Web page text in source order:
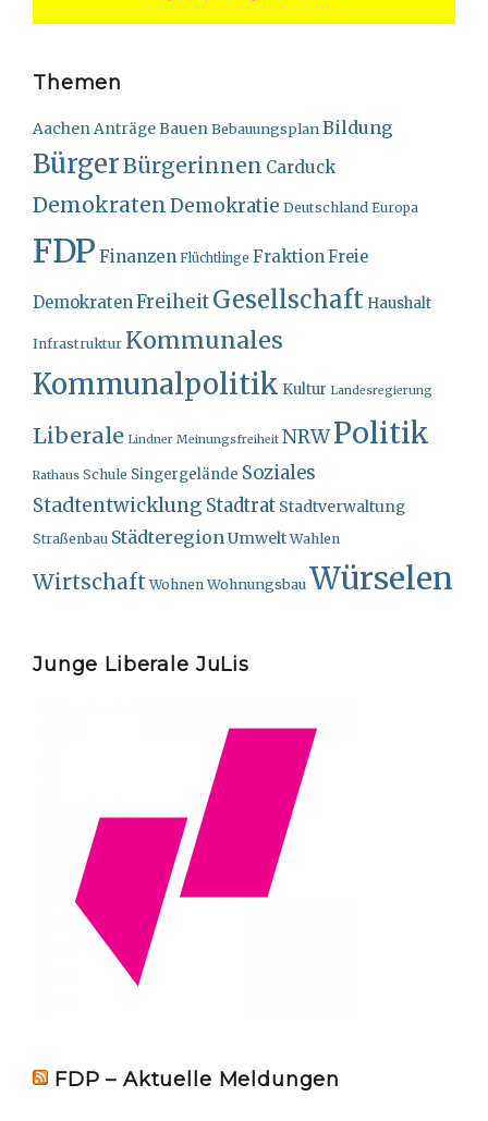
Themen
AachenAnträgeBauenBebauungsplanBildung
BürgerBürgerinnen Carduck
DemokratenDemokratie Deutschland Europa
FDP Finanzen Flüchtlinge FraktionFreie
DemokratenFreiheitGesellschaft Haushalt
Infrastruktur Kommunales
Kommunalpolitik Kultur Landesregierung
Liberale Lindner Meinungsfreiheit NRWPolitik
Rathaus Schule Singergelände Soziales
Stadtentwicklung Stadtrat Stadtverwaltung
Straßenbau Städteregion Umwelt Wahlen
Wirtschaft Wohnen WohnungsbauWürselen
Junge Liberale JuLis
FDP – Aktuelle Meldungen